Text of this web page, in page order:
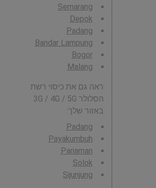
Semarang
Depok
Padang
Bandar Lampung
Bogor
Malang
ראה גם את כיסוי רשת
הסלולר 3G / 4G / 5G
באזור שלך:
Padang
Payakumbuh
Pariaman
Solok
Sijunjung